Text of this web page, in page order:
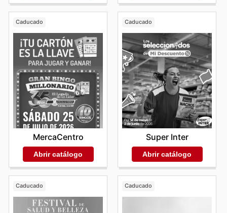
Caducado
MercaCentro
Abrir catálogo
Caducado
Super Inter
Abrir catálogo
Caducado Caducado